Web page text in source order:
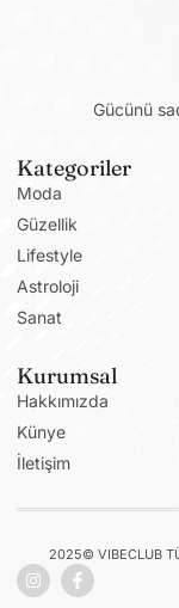
Gücünü
Kategoriler
Moda
Güzellik
Lifestyle
Astroloji
Sanat
Kurumsal
Hakkımızda
Künye
İletişim
2025© VIBECLUB